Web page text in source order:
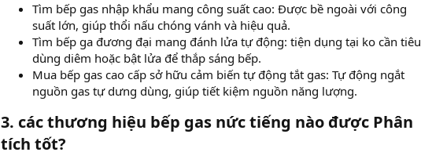
Tìm bếp gas nhập khẩu mang công suất cao: Được bề ngoài với công
suất lớn, giúp thổi nấu chóng vánh và hiệu quả.
Tìm bếp ga đương đại mang đánh lửa tự động: tiện dụng tại ko cần tiêu
dùng diêm hoặc bật lửa để thắp sáng bếp.
Mua bếp gas cao cấp sở hữu cảm biến tự động tắt gas: Tự động ngắt
nguồn gas tự dưng dùng, giúp tiết kiệm nguồn năng lượng.
3. các thương hiệu bếp gas nức tiếng nào được Phân
tích tốt?